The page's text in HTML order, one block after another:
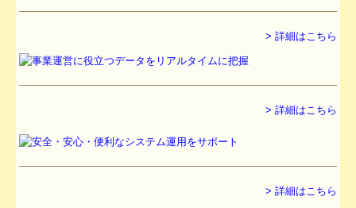
会計・税務システム
事務所通信バックナンバー
> 詳細はこちら
> 詳細はこちら
> 詳細はこちら